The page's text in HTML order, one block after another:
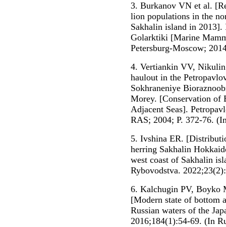
3. Burkanov VN et al.
lion populations in the
Sakhalin island in
Golarktiki [Marine
Petersburg-Moscow;
4. Vertiankin VV,
haulout in the
Sokhraneniye
Morey. [Conservation of
Adjacent Seas].
RAS; 2004; P. 372-76.
5. Ivshina ER.
herring Sakhalin
west coast of Sakhalin
Rybovodstva.
6. Kalchugin PV, Boyko
[Modern state of bottom
Russian waters of the
2016;184(1):54-69. (In